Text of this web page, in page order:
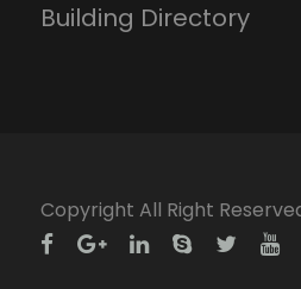
Building Directory
Copyright All Right Reserved